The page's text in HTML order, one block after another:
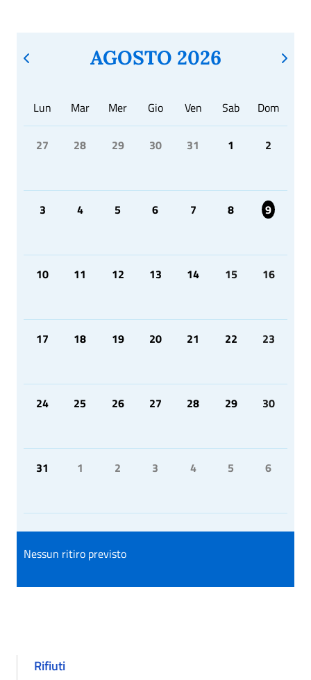
AGOSTO 2026
Lun Mar Mer Gio Ven Sab Dom
27 28 29 30 31 1 2
3 4 5 6 7 8 9
10 11 12 13 14 15 16
17 18 19 20 21 22 23
24 25 26 27 28 29 30
31 1 2 3 4 5 6
Nessun ritiro previsto
Rifiuti